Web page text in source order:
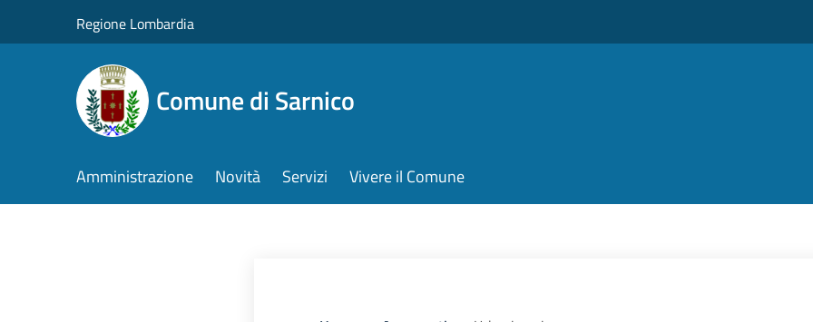
Regione Lombardia
Comune di Sarnico
Amministrazione Novità Servizi Vivere il Comune